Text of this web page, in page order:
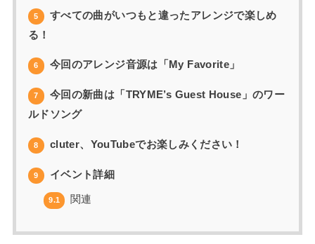
5
すべての曲がいつもと違ったアレンジで楽しめ
る！
6 今回のアレンジ音源は「My Favorite」
7
今回の新曲は「TRYME’s Guest House」のワー
ルドソング
8 cluter、YouTubeでお楽しみください！
9 イベント詳細
9.1 関連